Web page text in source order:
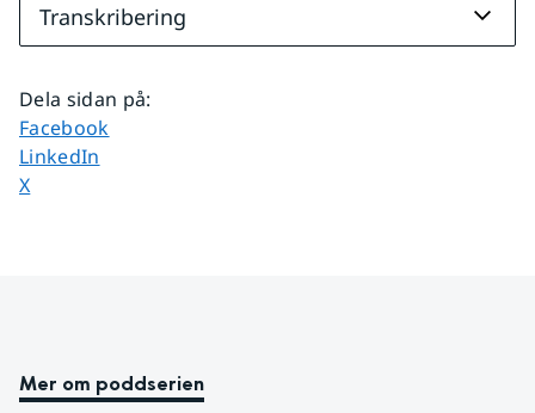
Transkribering
Dela sidan på:
Dela sidan på
Facebook
Dela sidan på
LinkedIn
Dela sidan på
X
Mer om poddserien